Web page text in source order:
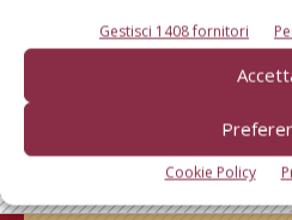
Gestisci 1408 fornitori
Cookie Policy